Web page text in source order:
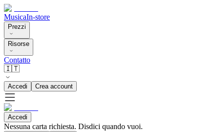
MusicaIn-store
Prezzi
Risorse
Contatto
🇮🇹
Accedi Crea account
Accedi
Nessuna carta richiesta. Disdici quando vuoi.